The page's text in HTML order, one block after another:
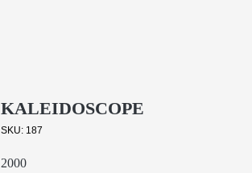
KALEIDOSCOPE
SKU: 187
2000